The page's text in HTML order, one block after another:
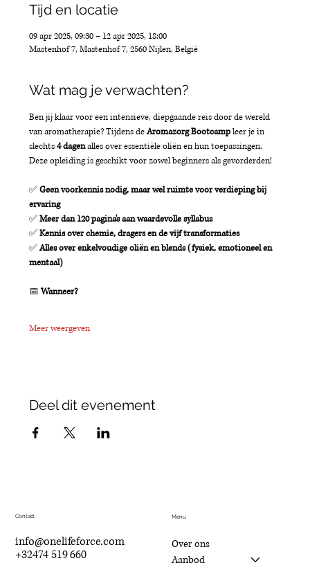
Tijd en locatie
09 apr 2025, 09:30 – 12 apr 2025, 18:00
Mastenhof 7, Mastenhof 7, 2560 Nijlen, België
Wat mag je verwachten?
Ben jij klaar voor een intensieve, diepgaande reis door de wereld
van aromatherapie? Tijdens de Aromazorg Bootcamp leer je in
slechts 4 dagen alles over essentiële oliën en hun toepassingen.
Deze opleiding is geschikt voor zowel beginners als gevorderden!
✅ Geen voorkennis nodig, maar wel ruimte voor verdieping bij
ervaring
✅ Meer dan 120 pagina's aan waardevolle syllabus
✅ Kennis over chemie, dragers en de vijf transformaties
✅ Alles over enkelvoudige oliën en blends (fysiek, emotioneel en
mentaal)
📅 Wanneer?
Meer weergeven
Deel dit evenement
Contact
info@onelifeforce.com
+32474 519 660
Menu
Over ons
Aanbod